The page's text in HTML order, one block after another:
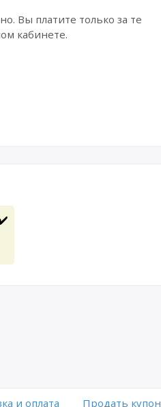
Вы платите только за те
кабинете.
и оплата Продать купон